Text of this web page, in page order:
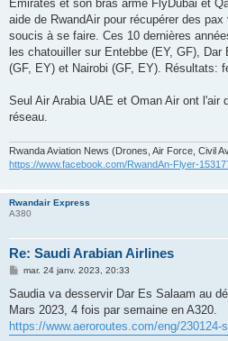
Emirates et son bras armé FlyDubai et
aide de RwandAir pour récupérer des
soucis à se faire. Ces 10 dernières
les chatouiller sur Entebbe (EY, GF),
(GF, EY) et Nairobi (GF, EY). Résultats:
Seul Air Arabia UAE et Oman Air ont l'air
réseau.
Rwanda Aviation News (Drones, Air Force, Civil
https://www.facebook.com/RwandAn-Flyer-
Rwandair Express
A380
Re: Saudi Arabian Airlines
M
s
a
g
e
mar. 24 janv. 2023, 20:33
Saudia va desservir Dar Es Salaam au
Mars 2023, 4 fois par semaine en A320.
https://www.aeroroutes.com/eng/230124-